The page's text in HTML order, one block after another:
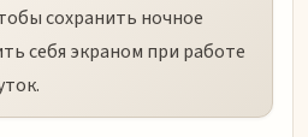
сохранить ночное
себя экраном при работе